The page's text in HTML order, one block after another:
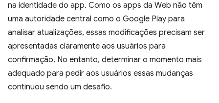
na identidade do app. Como os apps da Web não têm
uma autoridade central como o Google Play para
analisar atualizações, essas modificações precisam ser
apresentadas claramente aos usuários para
confirmação. No entanto, determinar o momento mais
adequado para pedir aos usuários essas mudanças
continuou sendo um desafio.